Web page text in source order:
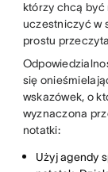
którzy chcą być
uczestniczyć w
prostu
się
wskazówek, o
wyznaczona
notatki:
Użyj agendy